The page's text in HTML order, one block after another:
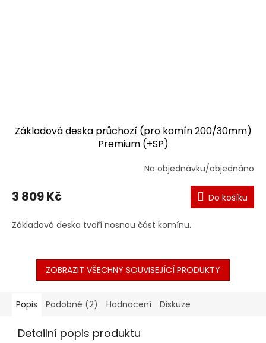
Základová deska průchozí (pro komín 200/30mm)
Premium (+SP)
Na objednávku/objednáno
3 809 Kč Do košíku
Základová deska tvoří nosnou část komínu.
ZOBRAZIT VŠECHNY SOUVISEJÍCÍ PRODUKTY
Popis Podobné (2) Hodnocení Diskuze
Detailní popis produktu